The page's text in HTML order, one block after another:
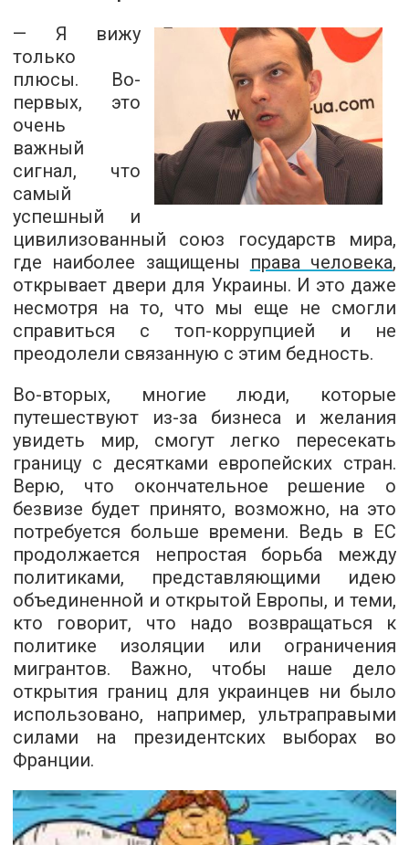
— Я вижу
только
плюсы. Во-
первых, это
очень
важный
сигнал, что
самый
успешный и
цивилизованный союз государств мира,
где наиболее защищены права человека,
открывает двери для Украины. И это даже
несмотря на то, что мы еще не смогли
справиться с топ-коррупцией и не
преодолели связанную с этим бедность.
Во-вторых, многие люди, которые
путешествуют из-за бизнеса и желания
увидеть мир, смогут легко пересекать
границу с десятками европейских стран.
Верю, что окончательное решение о
безвизе будет принято, возможно, на это
потребуется больше времени. Ведь в ЕС
продолжается непростая борьба между
политиками, представляющими идею
объединенной и открытой Европы, и теми,
кто говорит, что надо возвращаться к
политике изоляции или ограничения
мигрантов. Важно, чтобы наше дело
открытия границ для украинцев ни было
использовано, например, ультраправыми
силами на президентских выборах во
Франции.